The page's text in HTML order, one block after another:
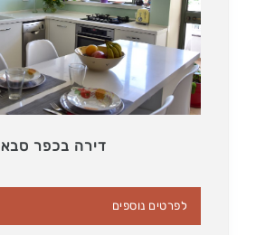
דירה בכפר סבא
לפרטים נוספים